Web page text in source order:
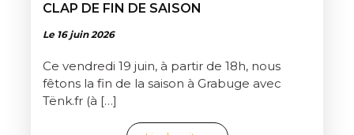
CLAP DE FIN DE SAISON
Le 16 juin 2026
Ce vendredi 19 juin, à partir de 18h, nous
fêtons la fin de la saison à Grabuge avec
Tënk.fr (à […]